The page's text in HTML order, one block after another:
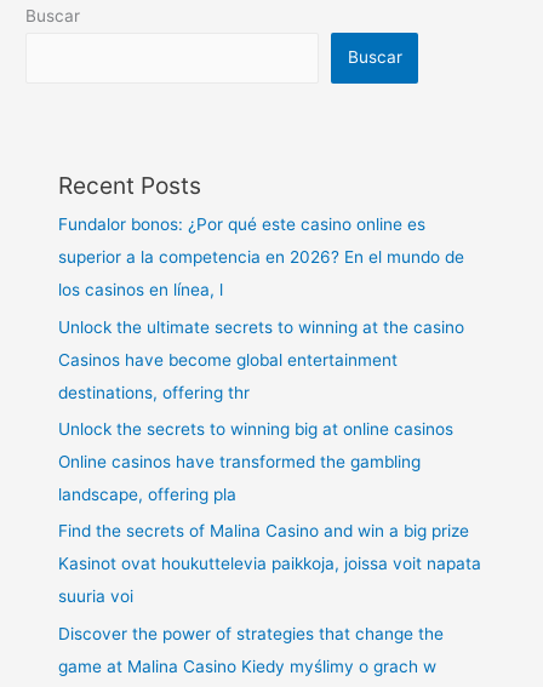
Buscar
Buscar
Recent Posts
Fundalor bonos: ¿Por qué este casino online es
superior a la competencia en 2026? En el mundo de
los casinos en línea, l
Unlock the ultimate secrets to winning at the casino
Casinos have become global entertainment
destinations, offering thr
Unlock the secrets to winning big at online casinos
Online casinos have transformed the gambling
landscape, offering pla
Find the secrets of Malina Casino and win a big prize
Kasinot ovat houkuttelevia paikkoja, joissa voit napata
suuria voi
Discover the power of strategies that change the
game at Malina Casino Kiedy myślimy o grach w